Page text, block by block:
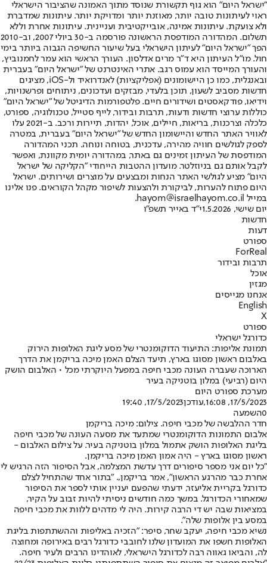
"ישראל היום" הוא גוף תקשורת שנוסד מתוך האמונה שהציבור הישראלי
ראוי לעיתונות טובה יותר, מאוזנת יותר ומדויקת יותר. עיתונות שמדברת
ולא צועקת. עיתונות אמינה, אובייקטיבית ועניינית. עיתונות אחרת וללא
תשלום. המהדורה המודפסת הראשונה פורסמה ב-30 ביולי 2007, וב-2010
הפך "ישראל היום" לעיתון הישראלי בעל שיעור החשיפה הגבוה ביותר בימי
חול. מו"ל העיתון היא ד"ר מרים אדלסון. העורך הראשי הוא עמר לחמנוביץ,
והעורך המייסד הוא עמוס רגב. אתרי האינטרנט של "ישראל היום" בעברית
ובאנגלית, כמו כן היישומונים (אפליקציות) לאנדרואיד ול-iOS, מציגים
חדשות מסביב לשעון, תוכן בלעדי, מבזקים ועדכונים, ניתוחים ופרשנויות,
וידיאו, פודקאסטים ושידורים חיים. פלטפורמות הדיגיטל של "ישראל היום"
כוללות ערוצי חדשות ודעות, תרבות ובידור, לייף סטייל, טכנולוגיה, ספורט,
כלכלה וצרכנות, בריאות, חיילים, אוכל, יהדות, תיירות ורכב. ב-2021 עלו
לאוויר האתר החדש והיישומון החדש של "ישראל היום" בעברית, במטרה
לספק לגולשים חוויה מהירה, עדכנית, בטוחה ונוחה. תכני המהדורה
המודפסת של העיתון זמינים גם באתר, במהדורה יומית מקוונת, ואפשר
לקבל אותם גם בניוזלטר. מועדון ההטבות הייחודי "הקליקה של ישראל
היום" מציע לגולשי האתר הנחות ומבצעים על מוצרים ושירותים. ישראל
היום פתוח להערות, לביקורת ולהצעות לשיפור מקהל הקוראים. פנו אלינו
במייל hayom@israelhayom.co.il.
יום שישי, 1.5.2026
י"ד באייר תשפ"ו
חדשות
דעות
ספורט
ForReal
תרבות ובידור
אוכל
מגזין
אנחנו מגייסים
English
X
ספורט
כדורגל ישראלי
תמונת אליפות: התיעוד הדוקומנטרי של מסע ליגת האלופות הירוק
באלבום ראשון מסוגו בארץ, תיעד הצלם האמן מיכה בריקמן את הדרך
הארוכה שעברה העונה מכבי חיפה במפעל היוקרתי מכל • האלבום הושק
היום (רביעי) במלון בוטניקה בעיר
מערכת ספורט היום
17/5/2023, 16:08
,עודכן17/5/2023, 19:40
0השמעה
חדר ההלבשה של מכבי חיפה. צילום: מיכה בריקמן
אלבום התמונות הדוקומנטרי שמתעד את מסעה העונה של מכבי חיפה
בליגת האלופות הושק אתמול במלון בוטניקה בעיר. על צילום האלבום -
ראשון מסוגו בארץ - היה אמון האמן מיכה בריקמן.
"כל יום אני מספר סיפורים דרך עדשת המצלמה, אבל הסיפור הזה הרגיש לי
אחרת כבר מהרגע הראשון", אמר בריקמן,. "בתור אחד שהתחיל לצלם
כדורגל בקריית אליעזר, ידעתי שהפעם יעניין אותי לספר את הסיפור
שמאחורי הכדורגל. במשך כמה חודשים ניסיתי להיות זבוב על הקיר,
במציאות שבה יש די הרבה קירות. היה לי מדהים ללוות את מכבי חיפה
במסע בין אלופות שלה".
נשיא מכבי חיפה, יעקב שחר, סיפר: "הזכיה באליפות וההשתתפות בליגת
האלופות חשפו את המועדון שלנו לחובבי כדורגל רבים באירופה ומחוצה
לה, והביאו גאווה רבה לכדורגל הישראלי, לאוהדינו הרבים ולעיר חיפה.